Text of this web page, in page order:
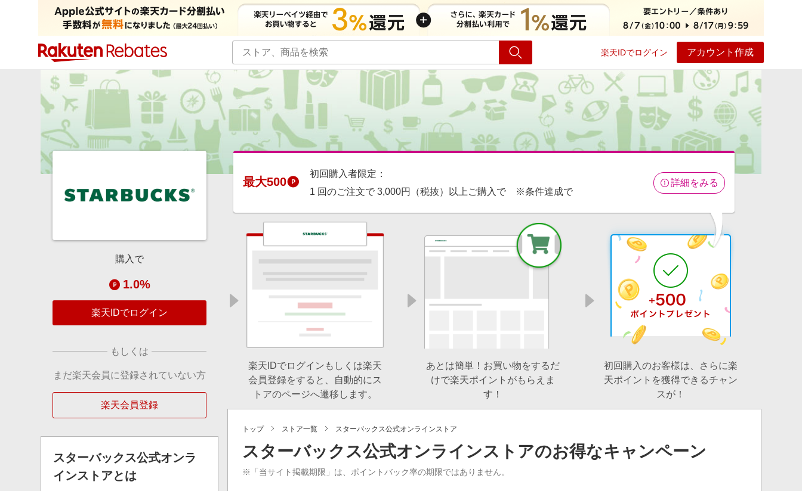
楽天IDでログイン アカウント作成
カテゴリー一覧 イベント一覧 ショッピング 旅行 サービス ヘルプ
購入で
1.0%
楽天IDでログイン
もしくは
まだ楽天会員に登録されていない方
楽天会員登録
スターバックス公式オンラ
インストアとは
最大500
初回購入者限定：
1 回のご注文で 3,000円（税抜）以上ご購入で ※条件達成で
詳細をみる
楽天IDでログインもしくは楽天
会員登録をすると、自動的にス
トアのページへ遷移します。
あとは簡単！お買い物をするだ
けで楽天ポイントがもらえま
す！
初回購入のお客様は、さらに楽
天ポイントを獲得できるチャン
スが！
トップ ストア一覧 スターバックス公式オンラインストア
スターバックス公式オンラインストアのお得なキャンペーン
※「当サイト掲載期限」は、ポイントバック率の期限ではありません。